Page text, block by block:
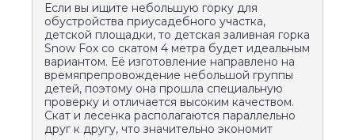
Если вы ищите небольшую горку для
обустройства приусадебного участка,
детской площадки, то детская заливная горка
Snow Fox со скатом 4 метра будет идеальным
вариантом. Её изготовление направлено на
времяпрепровождение небольшой группы
детей, поэтому она прошла специальную
проверку и отличается высоким качеством.
Скат и лесенка располагаются параллельно
друг к другу, что значительно экономит